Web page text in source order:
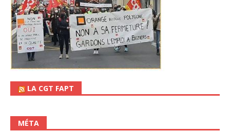
LA CGT FAPT
MÉTA